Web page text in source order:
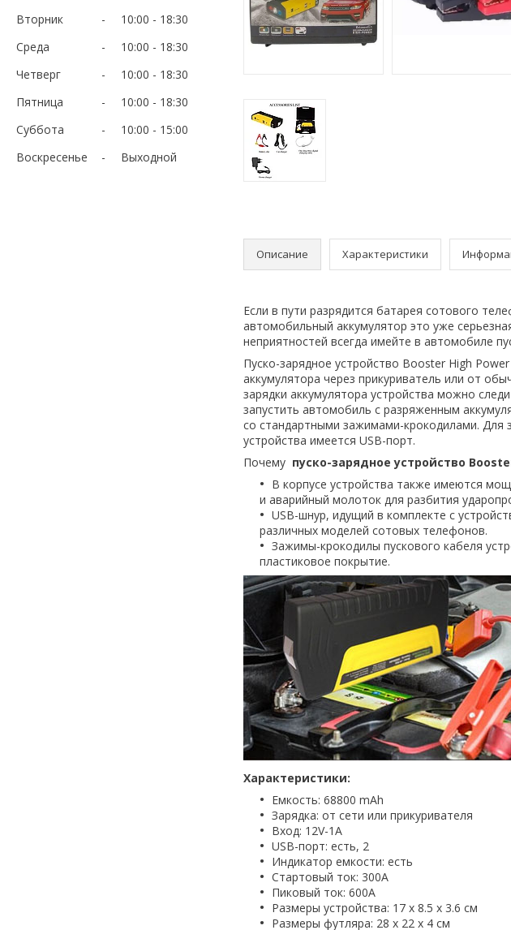
Вторник
10:00
18:30
Среда
10:00
18:30
Четверг
10:00
18:30
Пятница
10:00
18:30
Суббота
10:00
15:00
Воскресенье
Выходной
Описание Характеристики
Если в пути разрядится батарея сотового
автомобильный аккумулятор это уже
неприятностей всегда имейте в автомобиле
Пуско-зарядное устройство Booster High
аккумулятора через прикуриватель или от
зарядки аккумулятора устройства можно
запустить автомобиль с разряженным
со стандартными зажимами-крокодилами. Для
устройства имеется USB-порт.
Почему пуско-зарядное устройство
В корпусе устройства также имеются
и аварийный молоток для разбития
USB-шнур, идущий в комплекте с
различных моделей сотовых телефонов.
Зажимы-крокодилы пускового кабеля
пластиковое покрытие.
Характеристики:
Емкость: 68800 mAh
Зарядка: от сети или прикуривателя
Вход: 12V-1A
USB-порт: есть, 2
Индикатор емкости: есть
Стартовый ток: 300А
Пиковый ток: 600А
Размеры устройства: 17 х 8.5 х 3.6 см
Размеры футляра: 28 x 22 x 4 см